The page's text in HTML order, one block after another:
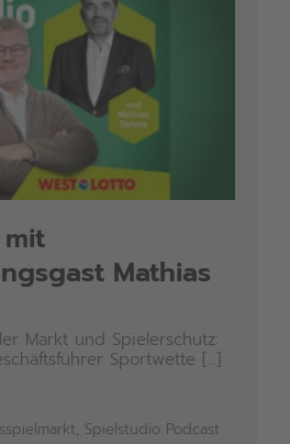
Mathias
Markt und Spielerschutz:
Sportwette [...]
, Spielstudio Podcast